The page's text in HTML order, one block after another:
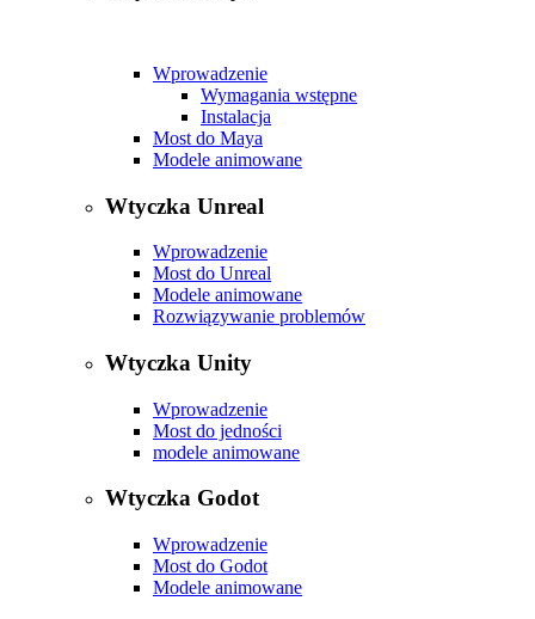
Wprowadzenie
Wymagania wstępne
Instalacja
Most do Maya
Modele animowane
Wtyczka Unreal
Wprowadzenie
Most do Unreal
Modele animowane
Rozwiązywanie problemów
Wtyczka Unity
Wprowadzenie
Most do jedności
modele animowane
Wtyczka Godot
Wprowadzenie
Most do Godot
Modele animowane